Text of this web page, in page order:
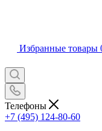
Избранные товары
Телефоны
+7 (495) 124-80-60